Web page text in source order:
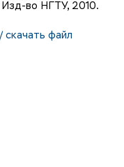
Изд-во НГТУ, 2010.
скачать файл